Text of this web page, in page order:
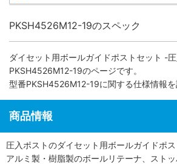
PKSH4526M12-19のスペック
ダイセット用ボールガイドポストセット -
PKSH4526M12-19のページです。
型番PKSH4526M12-19に関する仕様情報を
商品情報
圧入ポストのダイセット用ボールガイドポス
アルミ製・樹脂製のボールリテーナ、スト